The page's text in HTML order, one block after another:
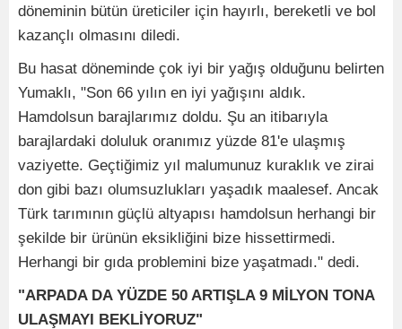
döneminin bütün üreticiler için hayırlı, bereketli ve bol
kazançlı olmasını diledi.
Bu hasat döneminde çok iyi bir yağış olduğunu belirten
Yumaklı, "Son 66 yılın en iyi yağışını aldık.
Hamdolsun barajlarımız doldu. Şu an itibarıyla
barajlardaki doluluk oranımız yüzde 81'e ulaşmış
vaziyette. Geçtiğimiz yıl malumunuz kuraklık ve zirai
don gibi bazı olumsuzlukları yaşadık maalesef. Ancak
Türk tarımının güçlü altyapısı hamdolsun herhangi bir
şekilde bir ürünün eksikliğini bize hissettirmedi.
Herhangi bir gıda problemini bize yaşatmadı." dedi.
"ARPADA DA YÜZDE 50 ARTIŞLA 9 MİLYON TONA
ULAŞMAYI BEKLİYORUZ"